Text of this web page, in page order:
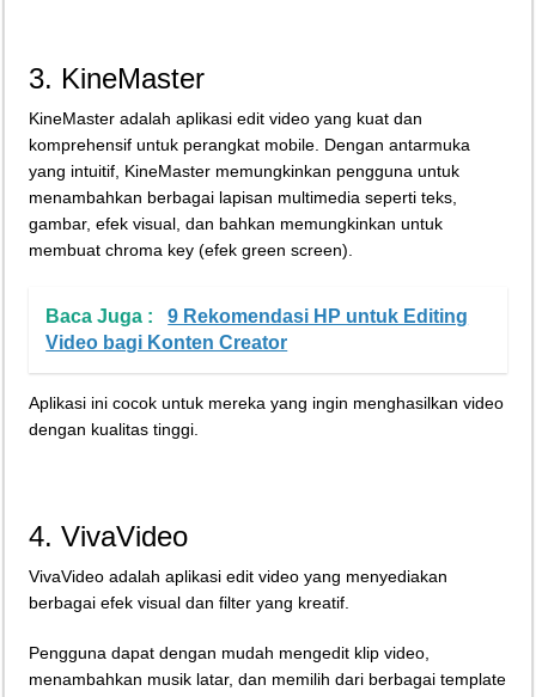
3. KineMaster
KineMaster adalah aplikasi edit video yang kuat dan
komprehensif untuk perangkat mobile. Dengan antarmuka
yang intuitif, KineMaster memungkinkan pengguna untuk
menambahkan berbagai lapisan multimedia seperti teks,
gambar, efek visual, dan bahkan memungkinkan untuk
membuat chroma key (efek green screen).
Baca Juga :
9 Rekomendasi HP untuk Editing
Video bagi Konten Creator
Aplikasi ini cocok untuk mereka yang ingin menghasilkan video
dengan kualitas tinggi.
4. VivaVideo
VivaVideo adalah aplikasi edit video yang menyediakan
berbagai efek visual dan filter yang kreatif.
Pengguna dapat dengan mudah mengedit klip video,
menambahkan musik latar, dan memilih dari berbagai template